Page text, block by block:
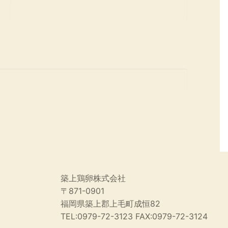
築上鶏卵株式会社
〒871-0901
福岡県築上郡上毛町成恒82
TEL:0979-72-3123 FAX:0979-72-3124